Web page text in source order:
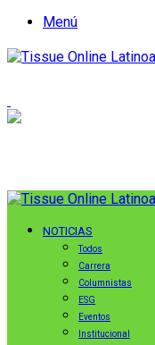
Menú
NOTICIAS
Todos
Carrera
Columnistas
ESG
Eventos
Institucional